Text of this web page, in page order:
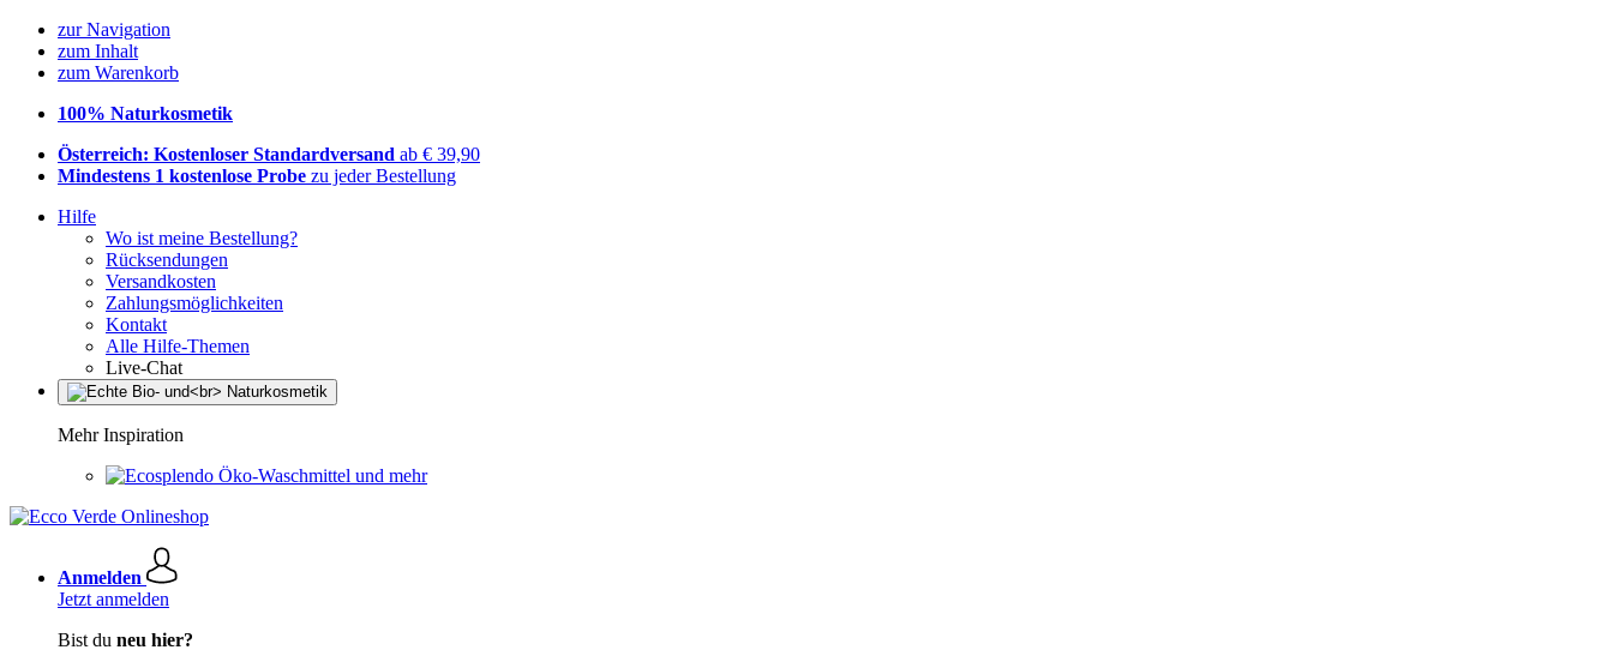
zur Navigation
zum Inhalt
zum Warenkorb
100% Naturkosmetik
Österreich: Kostenloser Standardversand ab € 39,90
Mindestens 1 kostenlose Probe zu jeder Bestellung
Hilfe
Wo ist meine Bestellung?
Rücksendungen
Versandkosten
Zahlungsmöglichkeiten
Kontakt
Alle Hilfe-Themen
Live-Chat
Mehr Inspiration
Öko-Waschmittel und mehr
Anmelden
Jetzt anmelden
Bist du neu hier?